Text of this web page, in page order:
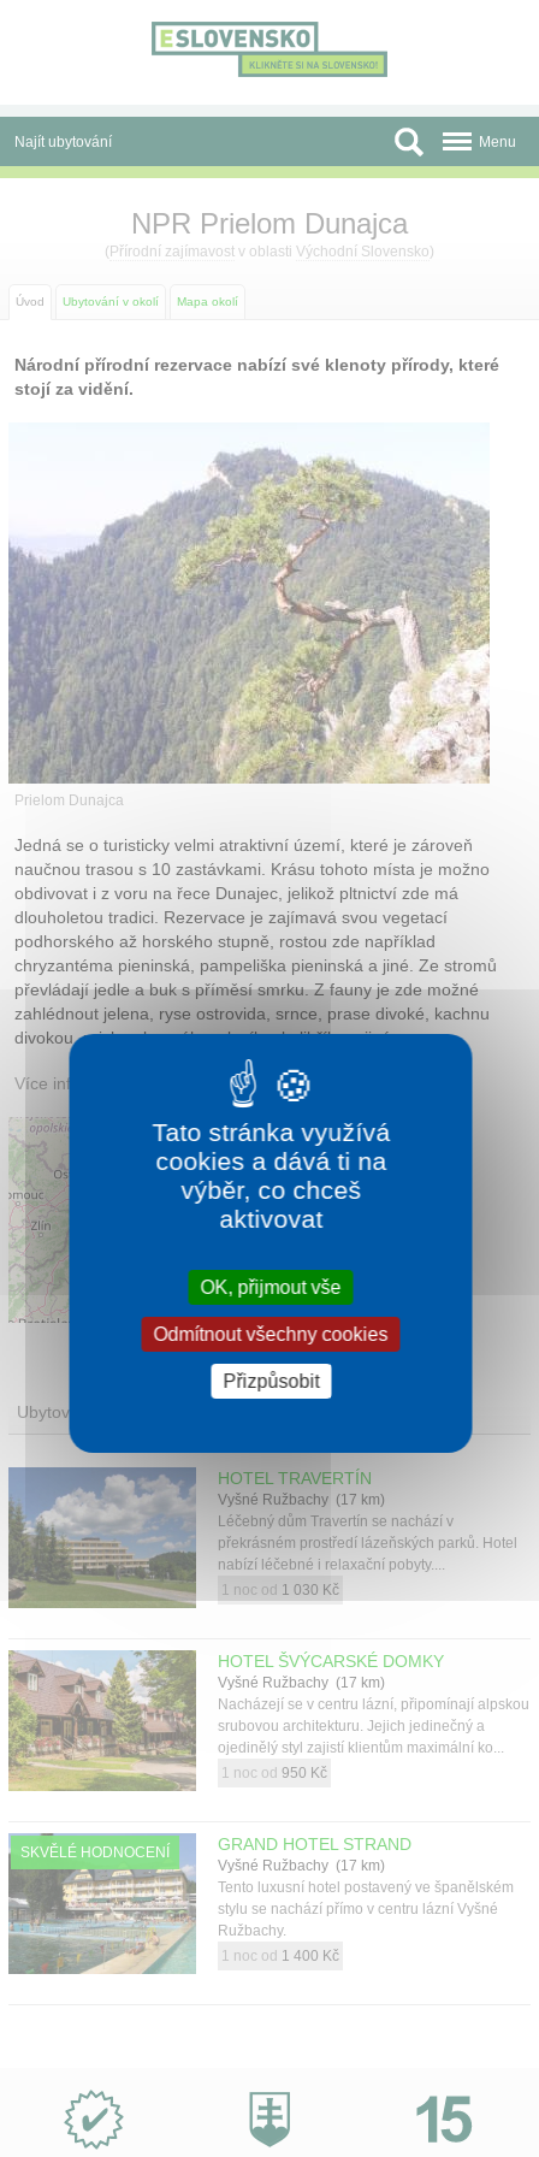
Najít ubytování
Slevy a Last Minute
Autobusové zájezdy
Před cestou
Kontakt
Menu
NPR Prielom Dunajca
( Přírodní zajímavost v oblasti Východní Slovensko)
Úvod Ubytování v okolí Mapa okolí
Národní přírodní rezervace nabízí své klenoty přírody, které
stojí za vidění.
Prielom Dunajca
Jedná se o turisticky velmi atraktivní území, které je zároveň
naučnou trasou s 10 zastávkami. Krásu tohoto místa je možno
obdivovat i z voru na řece Dunajec, jelikož pltnictví zde má
dlouholetou tradici. Rezervace je zajímavá svou vegetací
podhorského až horského stupně, rostou zde například
chryzantéma pieninská, pampeliška pieninská a jiné. Ze stromů
převládají jedle a buk s příměsí smrku. Z fauny je zde možné
zahlédnout jelena, ryse ostrovida, srnce, prase divoké, kachnu
divokou, rejska obecného, slavíka, kolibříka a jiné.
Více informací:
Leaflet|©OpenStreetMapcontributors
Ubytování
HOTEL TRAVERTÍN
Vyšné Ružbachy (17 km)
Léčebný dům Travertín se nachází v
překrásném prostředí lázeňských parků. Hotel
nabízí léčebné i relaxační pobyty....
1 noc od 1 030 Kč
HOTEL ŠVÝCARSKÉ DOMKY
Vyšné Ružbachy (17 km)
Nacházejí se v centru lázní, připomínají alpskou
srubovou architekturu. Jejich jedinečný a
ojedinělý styl zajistí klientům maximální ko...
1 noc od 950 Kč
SKVĚLÉ HODNOCENÍ GRAND HOTEL STRAND
Vyšné Ružbachy (17 km)
Tento luxusní hotel postavený ve španělském
stylu se nachází přímo v centru lázní Vyšné
Ružbachy.
1 noc od 1 400 Kč
Slovensko.cz?
Tato stránka využívá
cookies a dává ti na
výběr, co chceš
aktivovat
OK, přijmout vše
Odmítnout všechny cookies
Přizpůsobit